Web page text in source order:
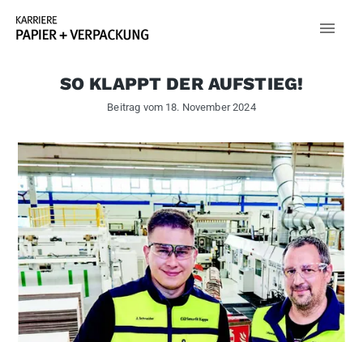
SO KLAPPT DER AUFSTIEG!
Beitrag vom 18. November 2024